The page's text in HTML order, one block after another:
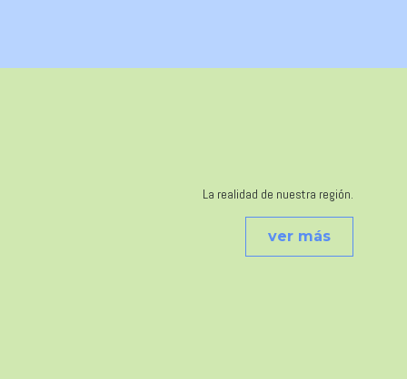
La realidad de nuestra región.
ver más